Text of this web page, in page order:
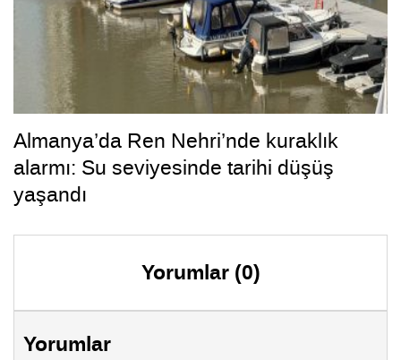
Almanya’da Ren Nehri’nde kuraklık
alarmı: Su seviyesinde tarihi düşüş
yaşandı
Yorumlar (0)
Yorumlar